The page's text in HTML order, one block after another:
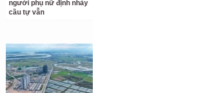
người phụ nữ định nhảy
cầu tự vẫn